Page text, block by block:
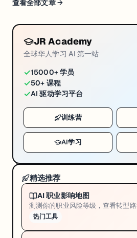
查看全部文章 →
JR Academy
全球华人学习 AI 第一站
✓15000+ 学员
✓50+ 课程
✓AI 驱动学习平台
训练营
AI学习
精选推荐
AI 职业影响地图
测测你的职业风险等级，查看转型
热门工具